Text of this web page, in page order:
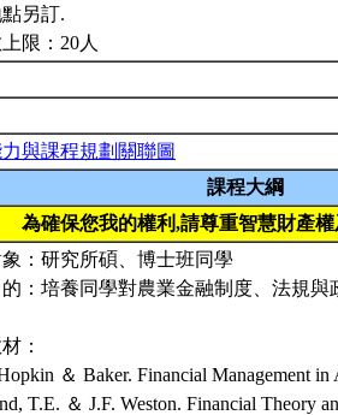
另訂.
限：20人
與課程規劃關聯圖
課程大綱
為確保您我的權利,請尊重智慧財產
：研究所碩、博士班同學
：培養同學對農業金融制度、法規
：
＆ Baker. Financial Management in
T.E. ＆ J.F. Weston. Financial Theory